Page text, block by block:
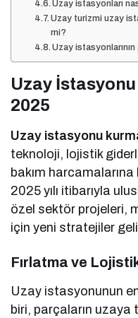
Uzay istasyonları
Uzay turizmi uzay
mi?
Uzay
Uzay
2025
Uzay istasyonu
teknoloji, lojistik
bakım
2025 yılı itibarıyla
özel sektör projeleri,
için yeni stratejiler
Fırlatma ve
Uzay istasyonunun
biri, parçaların uzaya